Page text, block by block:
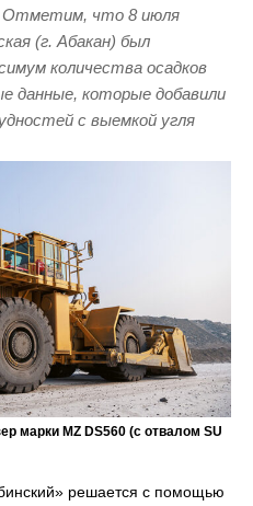
Отметим, что 8 июля
(г. Абакан) был
количества осадков
данные, которые добавили
с выемкой угля
марки MZ DS560 (с отвалом SU
решается с помощью